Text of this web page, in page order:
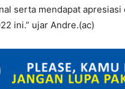
serta mendapat
ini.” ujar Andre.(ac)